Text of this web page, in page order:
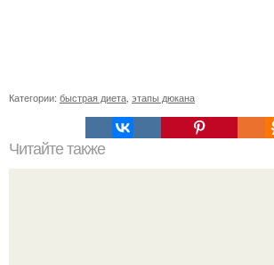
Категории: быстрая диета этапы дюкана
Читайте также